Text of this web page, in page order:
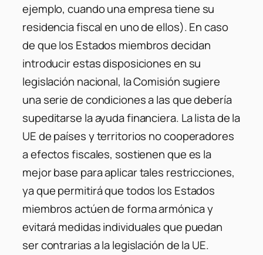
ejemplo, cuando una empresa tiene su
residencia fiscal en uno de ellos). En caso
de que los Estados miembros decidan
introducir estas disposiciones en su
legislación nacional, la Comisión sugiere
una serie de condiciones a las que debería
supeditarse la ayuda financiera. La lista de la
UE de países y territorios no cooperadores
a efectos fiscales, sostienen que es la
mejor base para aplicar tales restricciones,
ya que permitirá que todos los Estados
miembros actúen de forma armónica y
evitará medidas individuales que puedan
ser contrarias a la legislación de la UE.